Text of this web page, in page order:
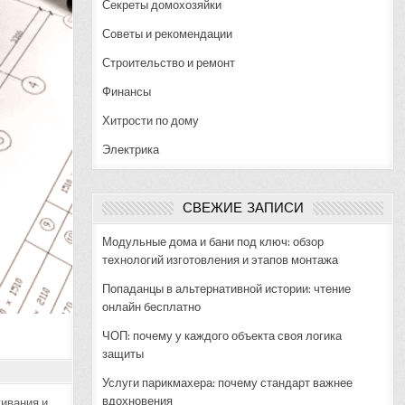
Секреты домохозяйки
Советы и рекомендации
Строительство и ремонт
Финансы
Хитрости по дому
Электрика
СВЕЖИЕ ЗАПИСИ
Модульные дома и бани под ключ: обзор
технологий изготовления и этапов монтажа
Попаданцы в альтернативной истории: чтение
онлайн бесплатно
ЧОП: почему у каждого объекта своя логика
защиты
Услуги парикмахера: почему стандарт важнее
вдохновения